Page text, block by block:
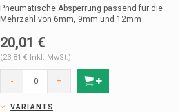
Pneumatische Absperrung passend für die
Mehrzahl von 6mm, 9mm und 12mm
20,01 €
(23,81 € Inkl. MwSt.)
- +
VARIANTS